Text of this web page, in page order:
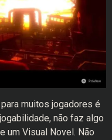
muitos jogadores é
não faz algo
um Visual Novel. Não